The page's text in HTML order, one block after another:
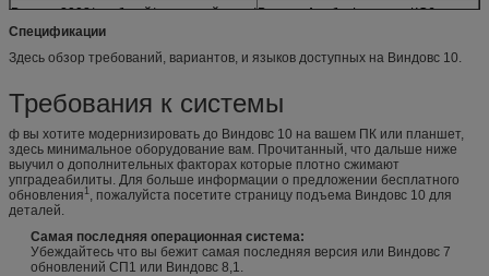
Версия 2008/арабский/испанский язык/
другое Стд сервера Виндовс
Версия Адобе Фотошоп КС6
ПКК/УСБ/ОЭМ/КОА
Сервер 2008 Р2 Виндовс
распространяит версию/арабский/
испанский язык/другое
Версия Адобе Фотошоп КС6
стандартная розничная/стикер
ПКК/УСБ/ОЭМ/КОА
Сервер 2008 Р2 СКЛ распространяит
версию/арабский/испанский язык/
другое
Версия Адобе Фотошоп КС6
стандартная розничная/стикер
Версия 2008/арабский/испанский язык/
другое предприятия сервера Виндовс
Версия Адобе Фотошоп КС6
стандартная розничная/стикер
Спецификации
Здесь обзор требований, вариантов, и языков доступных на Виндовс 10.
Требования к системы
ф вы хотите модернизировать до Виндовс 10 на вашем ПК или планшет,
здесь минимальное оборудование вам. Прочитанный, что дальше ниже
выучил о дополнительных факторах которые плотно сжимают
упградеабилиты. Для больше информации о предложении бесплатного
обновления 1, пожалуйста посетите страницу подъема Виндовс 10 для
деталей.
Самая последняя операционная система:
Убеждайтесь что вы бежит самая последняя версия или Виндовс 7
обновлений СП1 или Виндовс 8,1.